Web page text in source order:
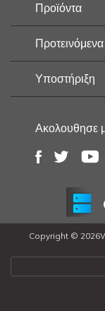
Προϊόντα
Προτεινόμενα
Υποστήριξη
Ακολουθησε
Copyright ©